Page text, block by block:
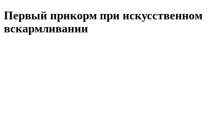
Первый прикорм при искусственном
вскармливании